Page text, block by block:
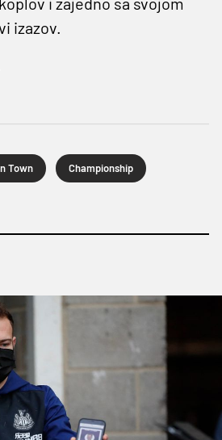
izazov.
Town Championship